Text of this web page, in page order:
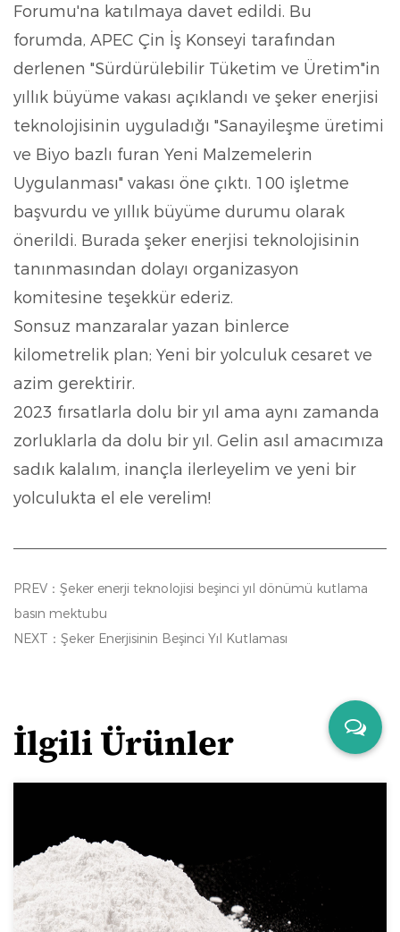
Forumu'na katılmaya davet edildi. Bu
forumda, APEC Çin İş Konseyi tarafından
derlenen "Sürdürülebilir Tüketim ve Üretim"in
yıllık büyüme vakası açıklandı ve şeker enerjisi
teknolojisinin uyguladığı "Sanayileşme üretimi
ve Biyo bazlı furan Yeni Malzemelerin
Uygulanması" vakası öne çıktı. 100 işletme
başvurdu ve yıllık büyüme durumu olarak
önerildi. Burada şeker enerjisi teknolojisinin
tanınmasından dolayı organizasyon
komitesine teşekkür ederiz.
Sonsuz manzaralar yazan binlerce
kilometrelik plan; Yeni bir yolculuk cesaret ve
azim gerektirir.
2023 fırsatlarla dolu bir yıl ama aynı zamanda
zorluklarla da dolu bir yıl. Gelin asıl amacımıza
sadık kalalım, inançla ilerleyelim ve yeni bir
yolculukta el ele verelim!
PREV：Şeker enerji teknolojisi beşinci yıl dönümü kutlama
basın mektubu
NEXT：Şeker Enerjisinin Beşinci Yıl Kutlaması
İlgili Ürünler